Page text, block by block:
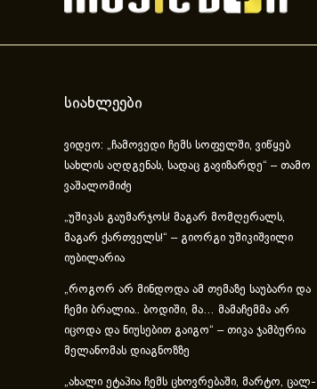
სიახლეები
ვიდეო: „ჩამოვედი ჩემს სოფელში, ვიწყებ
სახლის აღდგენას, სადაც გავიზარდე“ – თამო
ვაშალომიძე
„უშიკას გაუმარჯოს! მაგარ მომღერალს,
მაგარ ქართველს!“ – გიორგი უშიკიშვილი
იუბილარია
„როგორ არ მინდოდა ამ თემაზე საუბარი და
ჩემი ბრალია.. ბოდიში, მა… მამაჩემმა არ
იცოდა და ნიუსებით გაიგო“ – თიკა ჯამბურია
მელანომას დიაგნოზზე
„ახა­ლი ეტა­პია ჩემს ცხოვ­რე­ბა­ში, მარ­ტო, ცალ­